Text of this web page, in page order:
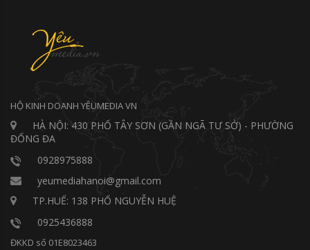
HỘ KINH DOANH YÊUMEDIA VN
HÀ NỘI: 430 PHỐ TÂY SƠN (GẦN NGÃ TƯ SỞ) - PHƯỜNG
ĐỐNG ĐA
0928975888
yeumediahanoi@gmail.com
TP.HUẾ: 138 PHỐ NGUYỄN HUỆ
0925436888
ĐKKD số 01E8023463